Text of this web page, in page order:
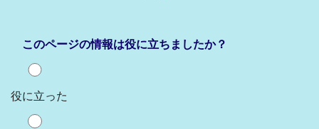
このページの情報は役に立ちましたか？
役に立った